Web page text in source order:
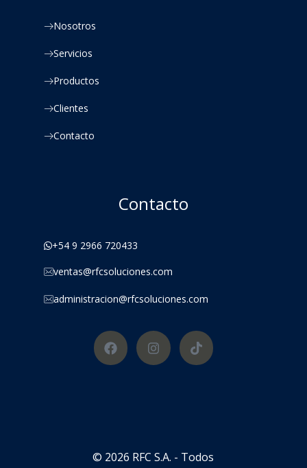
Nosotros
Servicios
Productos
Clientes
Contacto
Contacto
+54 9 2966 720433
ventas@rfcsoluciones.com
administracion@rfcsoluciones.com
© 2026 RFC S.A. - Todos